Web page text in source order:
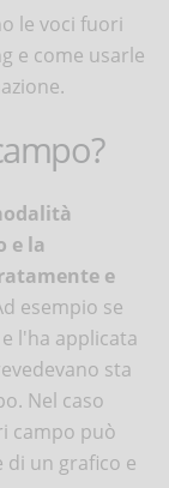
le voci fuori
e come usarle
e la
e
esempio se
l'ha applicata
sta
Nel caso
campo può
di un grafico e